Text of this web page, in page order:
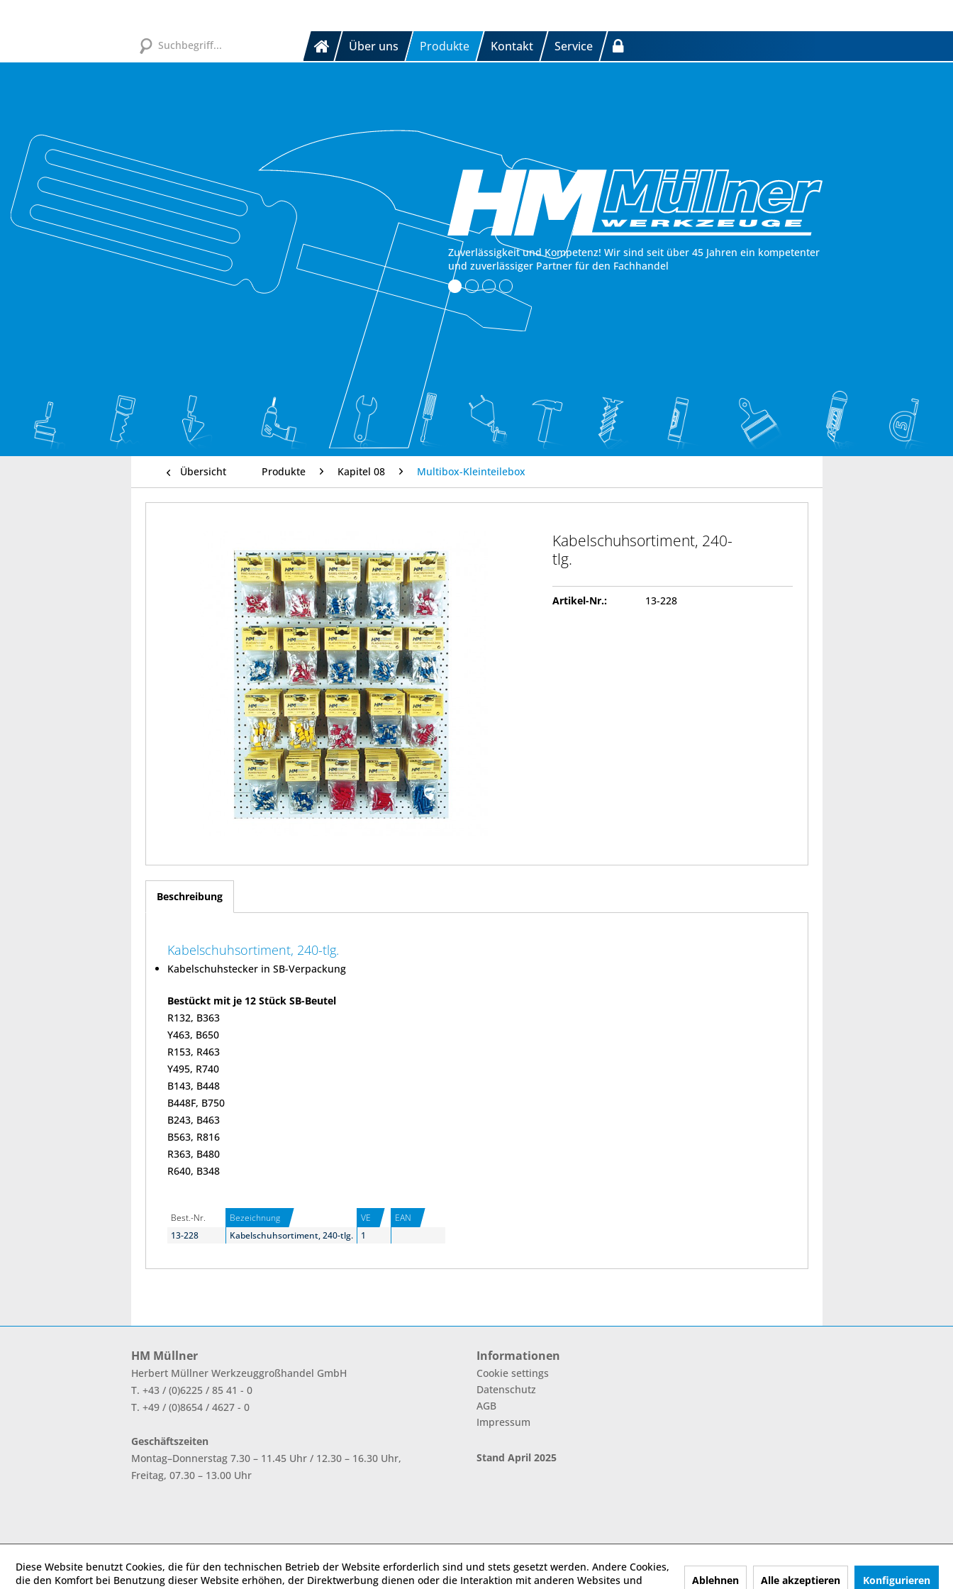
Über uns Produkte Kontakt Service
Zuverlässigkeit und Kompetenz! Wir sind seit über 45 Jahren ein kompetenter
und zuverlässiger Partner für den Fachhandel
Übersicht Produkte Kapitel 08 Multibox-Kleinteilebox
Kabelschuhsortiment, 240-
tlg.
Artikel-Nr.: 13-228
Beschreibung
Kabelschuhsortiment, 240-tlg.
Kabelschuhstecker in SB-Verpackung
Bestückt mit je 12 Stück SB-Beutel
R132, B363
Y463, B650
R153, R463
Y495, R740
B143, B448
B448F, B750
B243, B463
B563, R816
R363, B480
R640, B348
Best.-Nr. Bezeichnung VE
EAN
13-228
Kabelschuhsortiment, 240-tlg. 1
HM Müllner
Herbert Müllner Werkzeuggroßhandel GmbH
T. +43 / (0)6225 / 85 41 - 0
T. +49 / (0)8654 / 4627 - 0
Geschäftszeiten
Montag–Donnerstag 7.30 – 11.45 Uhr / 12.30 – 16.30 Uhr,
Freitag, 07.30 – 13.00 Uhr
Informationen
Cookie settings
Datenschutz
AGB
Impressum
Stand April 2025
Diese Website benutzt Cookies, die für den technischen Betrieb der Website erforderlich sind und stets gesetzt werden. Andere Cookies,
die den Komfort bei Benutzung dieser Website erhöhen, der Direktwerbung dienen oder die Interaktion mit anderen Websites und
Ablehnen Alle akzeptieren Konfigurieren